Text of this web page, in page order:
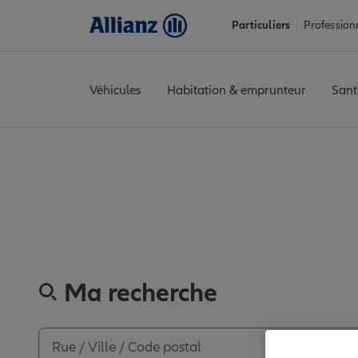
Particuliers
Véhicules Habitation & emprunteur
Ma recherche